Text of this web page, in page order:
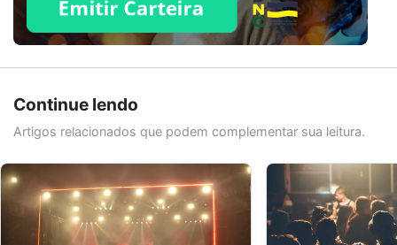
Continue lendo
Artigos relacionados que podem complementar sua leitura.